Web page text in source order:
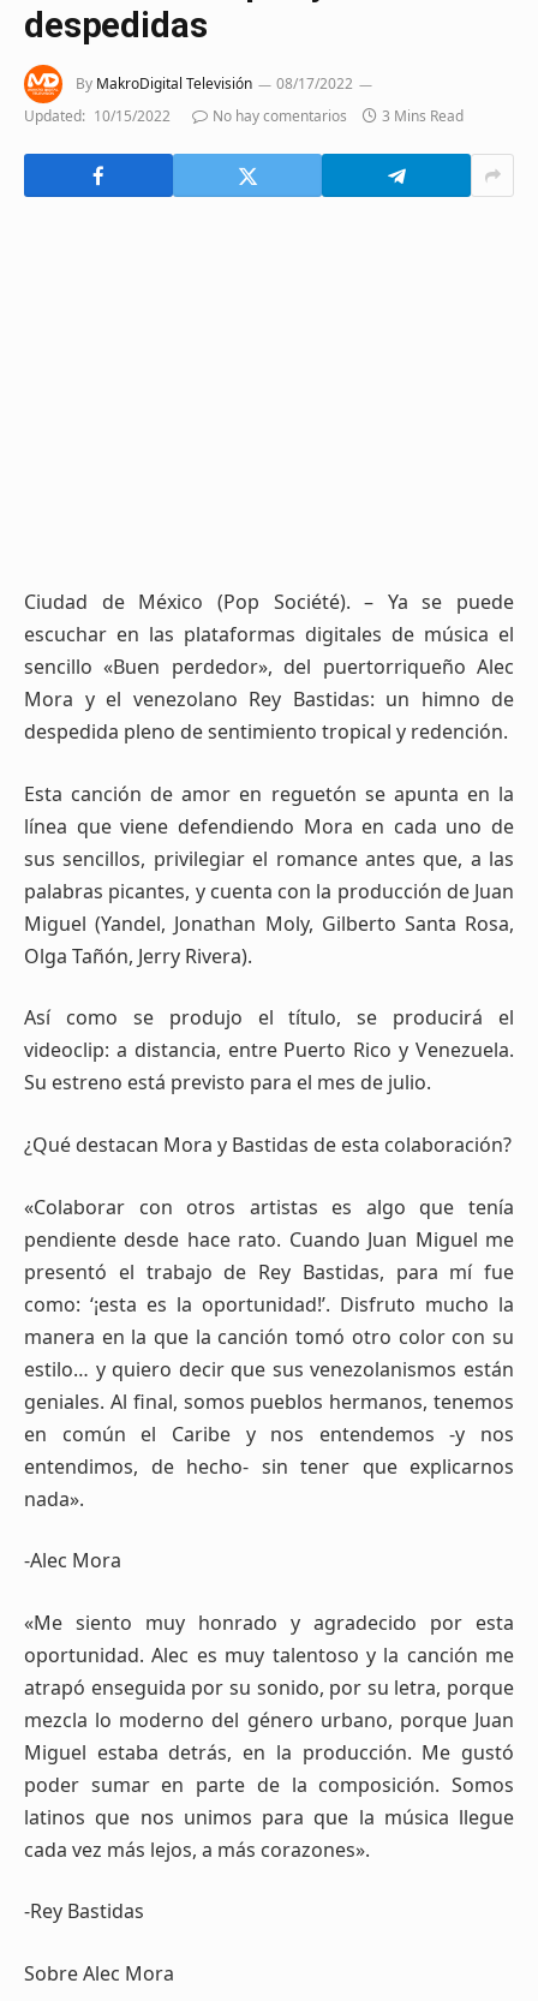
despedidas
By MakroDigital Televisión
08/17/2022
Updated: 10/15/2022 No hay comentarios 3 Mins Read
Ciudad de México (Pop Société). – Ya se puede
escuchar en las plataformas digitales de música el
sencillo «Buen perdedor», del puertorriqueño Alec
Mora y el venezolano Rey Bastidas: un himno de
despedida pleno de sentimiento tropical y redención.
Esta canción de amor en reguetón se apunta en la
línea que viene defendiendo Mora en cada uno de
sus sencillos, privilegiar el romance antes que, a las
palabras picantes, y cuenta con la producción de Juan
Miguel (Yandel, Jonathan Moly, Gilberto Santa Rosa,
Olga Tañón, Jerry Rivera).
Así como se produjo el título, se producirá el
videoclip: a distancia, entre Puerto Rico y Venezuela.
Su estreno está previsto para el mes de julio.
¿Qué destacan Mora y Bastidas de esta colaboración?
«Colaborar con otros artistas es algo que tenía
pendiente desde hace rato. Cuando Juan Miguel me
presentó el trabajo de Rey Bastidas, para mí fue
como: ‘¡esta es la oportunidad!’. Disfruto mucho la
manera en la que la canción tomó otro color con su
estilo… y quiero decir que sus venezolanismos están
geniales. Al final, somos pueblos hermanos, tenemos
en común el Caribe y nos entendemos -y nos
entendimos, de hecho- sin tener que explicarnos
nada».
-Alec Mora
«Me siento muy honrado y agradecido por esta
oportunidad. Alec es muy talentoso y la canción me
atrapó enseguida por su sonido, por su letra, porque
mezcla lo moderno del género urbano, porque Juan
Miguel estaba detrás, en la producción. Me gustó
poder sumar en parte de la composición. Somos
latinos que nos unimos para que la música llegue
cada vez más lejos, a más corazones».
-Rey Bastidas
Sobre Alec Mora